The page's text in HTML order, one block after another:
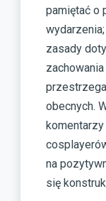
pamiętać o
zasady
obecnych.
na
się